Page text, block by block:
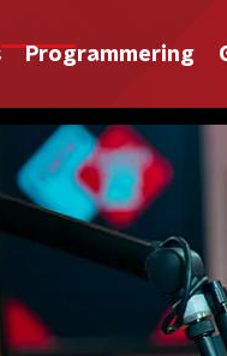
Programmering